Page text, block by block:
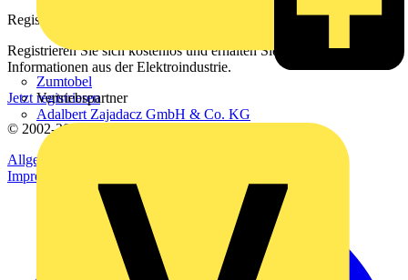
Zumtobel
Vertriebspartner
Adalbert Zajadacz GmbH & Co. KG
Registrierung
Registrieren Sie sich kostenlos und erhalten Sie stets aktuelle
Informationen aus der Elektroindustrie.
Jetzt registrieren
© 2002-2026
Allgemeine Geschäftsbedingungen
Impressum